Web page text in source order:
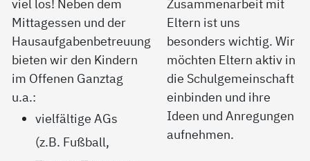
Mittagessen und der
Hausaufgabenbetreuung
bieten wir den Kindern
im Offenen Ganztag
u.a.:
vielfältige AGs
(z.B. Fußball,
Eltern ist uns
besonders wichtig. Wir
möchten Eltern aktiv in
die Schulgemeinschaft
einbinden und ihre
Ideen und Anregungen
aufnehmen.